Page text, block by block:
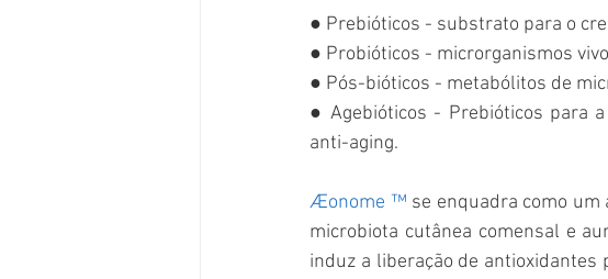
● Prebióticos - substrato para o
● Probióticos - microrganismos
● Pós-bióticos - metabólitos de
● Agebióticos - Prebióticos para
anti-aging.
Æonome ™ se enquadra como um
microbiota cutânea comensal e
induz a liberação de